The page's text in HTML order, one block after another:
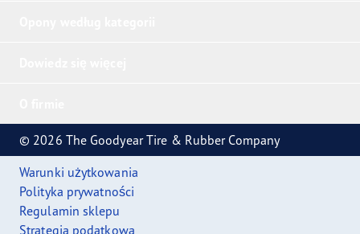
© 2026 The Goodyear Tire & Rubber Company
Warunki użytkowania
Polityka prywatności
Regulamin sklepu
Strategia podatkowa